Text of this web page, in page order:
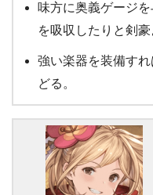
味方に奥義ゲージ
を吸収したりと剣
強い楽器を装備す
どる。